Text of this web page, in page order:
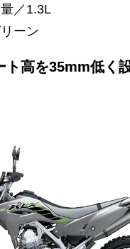
／1.3L
ーン
ト高を35mm低く